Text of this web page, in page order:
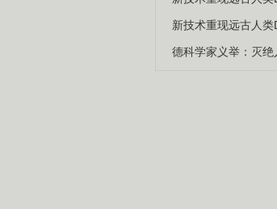
新技术重现远古人类
德科学家义举：灭